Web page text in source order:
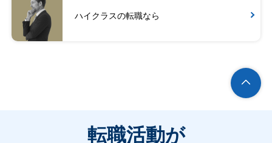
ハイクラスの転職なら
転職活動が